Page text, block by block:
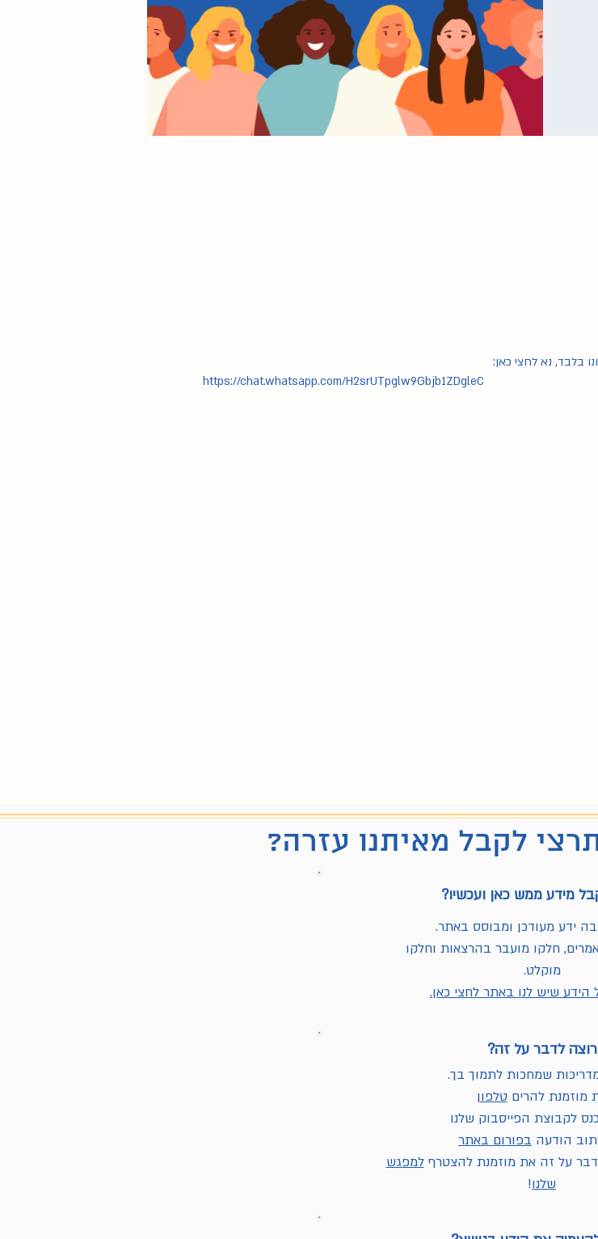
בלבד, נא לחצי כאן:
https://chat.whatsapp.com/H2srUTpglw9Gbjb1ZDgleC
לקבל מאיתנו עזרה?
מידע ממש כאן ועכשיו?
ידע מעודכן ומבוסס באתר.
חלקו מועבר בהרצאות וחלקו
מוקלט.
הידע שיש לנו באתר לחצי כאן.
רוצה לדבר על זה?
שמחכות לתמוך בך.
מוזמנת להריםטלפון
לקבוצת הפייסבוק שלנו
הודעה בפורום באתר
על זה את מוזמנת להצטרףלמפגש
שלנו!